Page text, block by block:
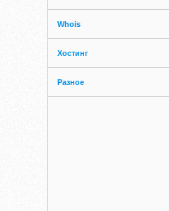
Whois
Хостинг
Разное